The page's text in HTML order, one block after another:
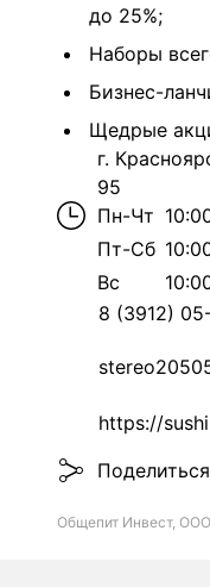
до 25%;
Наборы
Бизнес-
Щедрые
г.
95
Пн-Чт
Пт-Сб
Вс
8 (3912)
https://
Поделиться
Общепит Инвест, ООО